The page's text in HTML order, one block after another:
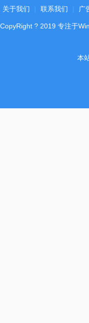
关于我们 联系我们 广
CopyRight ? 2019 专注于
本